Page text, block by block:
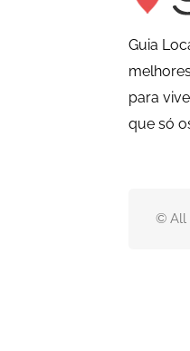
Guia
para
que só
© All